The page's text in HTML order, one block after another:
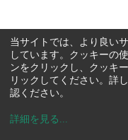
当サイトでは、より良い
しています。クッキーの
ンをクリックし、クッキ
リックしてください。詳
認ください。
詳細を見る ...